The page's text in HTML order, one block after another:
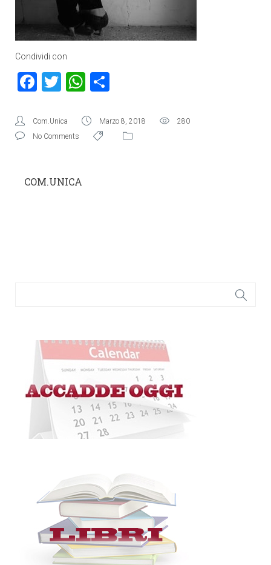
Condividi con
Facebook
TwitterWhatsApp
Com.Unica Marzo 8, 2018
280
No Comments
COM.UNICA